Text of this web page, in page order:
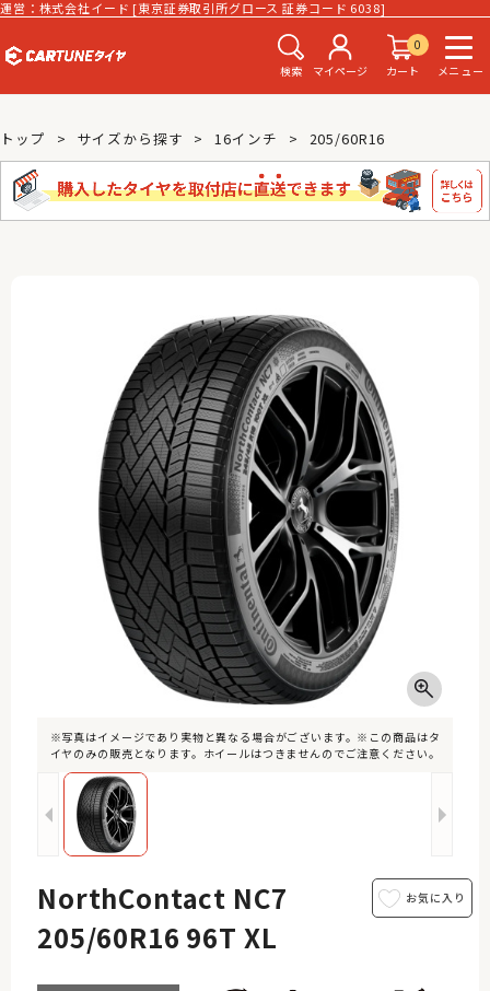
運営：株式会社イード [東京証券取引所グロース 証券コード 6038]
検索 マイページ
0
カート
メニュー
トップ サイズから探す 16インチ 205/60R16
※写真はイメージであり実物と異なる場合がございます。※この商品はタ
イヤのみの販売となります。ホイールはつきませんのでご注意ください。
NorthContact NC7
205/60R16 96T XL